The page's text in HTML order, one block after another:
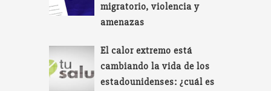
migratorio, violencia y
amenazas
El calor extremo está
cambiando la vida de los
estadounidenses: ¿cuál es